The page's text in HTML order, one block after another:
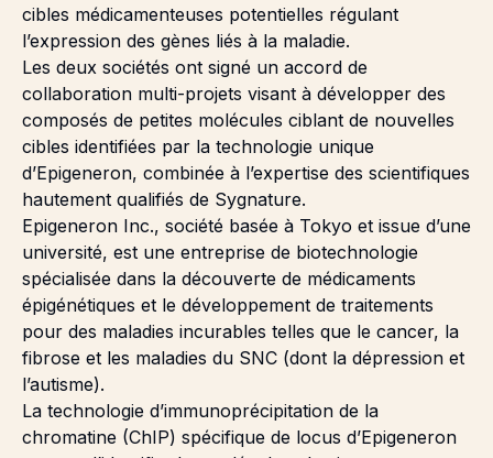
cibles médicamenteuses potentielles régulant
l’expression des gènes liés à la maladie.
Les deux sociétés ont signé un accord de
collaboration multi-projets visant à développer des
composés de petites molécules ciblant de nouvelles
cibles identifiées par la technologie unique
d’Epigeneron, combinée à l’expertise des scientifiques
hautement qualifiés de Sygnature.
Epigeneron Inc., société basée à Tokyo et issue d’une
université, est une entreprise de biotechnologie
spécialisée dans la découverte de médicaments
épigénétiques et le développement de traitements
pour des maladies incurables telles que le cancer, la
fibrose et les maladies du SNC (dont la dépression et
l’autisme).
La technologie d’immunoprécipitation de la
chromatine (ChIP) spécifique de locus d’Epigeneron